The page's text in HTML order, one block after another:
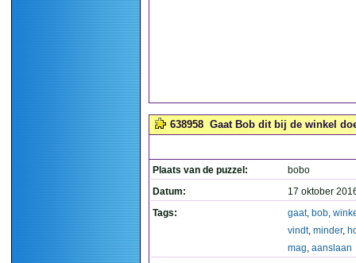
638958 Gaat Bob dit bij de winkel
Plaats van de puzzel:
bobo
Datum:
17 oktober
Tags:
gaat, bob,
vindt, minder,
mag, aanslaan